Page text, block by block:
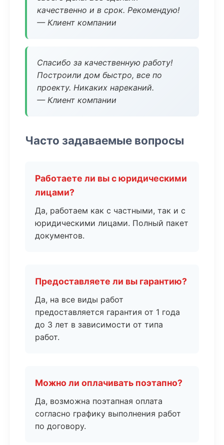
качественно и в срок. Рекомендую!
— Клиент компании
Спасибо за качественную работу!
Построили дом быстро, все по
проекту. Никаких нареканий.
— Клиент компании
Часто задаваемые вопросы
Работаете ли вы с юридическими
лицами?
Да, работаем как с частными, так и с
юридическими лицами. Полный пакет
документов.
Предоставляете ли вы гарантию?
Да, на все виды работ
предоставляется гарантия от 1 года
до 3 лет в зависимости от типа
работ.
Можно ли оплачивать поэтапно?
Да, возможна поэтапная оплата
согласно графику выполнения работ
по договору.